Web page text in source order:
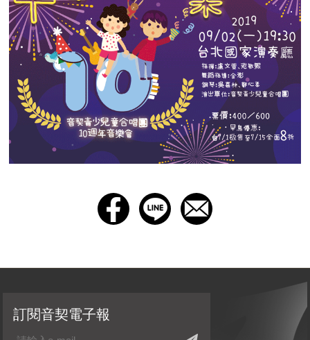
訂閱音契電子報